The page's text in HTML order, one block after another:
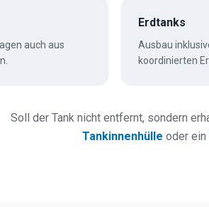
auch aus
Erdtanks
Ausbau
koordinierten
Soll der Tank nicht entfernt, sondern
Tankinnenhülle oder ein